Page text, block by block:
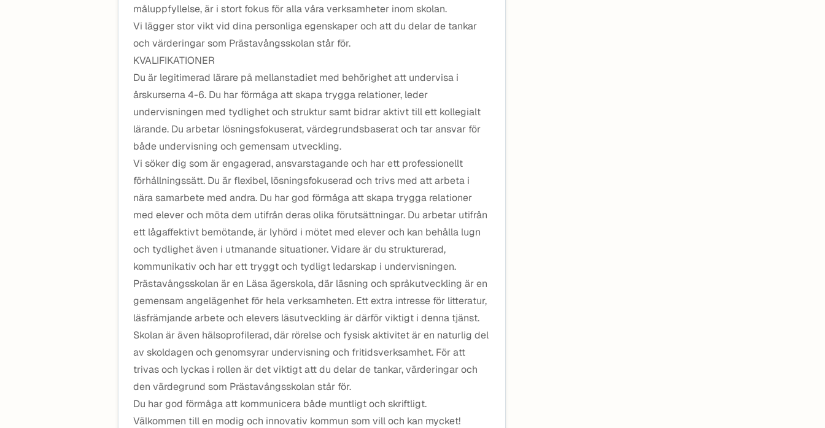
måluppfyllelse, är i stort fokus för alla våra verksamheter inom skolan.
Vi lägger stor vikt vid dina personliga egenskaper och att du delar de tankar
och värderingar som Prästavångsskolan står för.
KVALIFIKATIONER
Du är legitimerad lärare på mellanstadiet med behörighet att undervisa i
årskurserna 4-6. Du har förmåga att skapa trygga relationer, leder
undervisningen med tydlighet och struktur samt bidrar aktivt till ett kollegialt
lärande. Du arbetar lösningsfokuserat, värdegrundsbaserat och tar ansvar för
både undervisning och gemensam utveckling.
Vi söker dig som är engagerad, ansvarstagande och har ett professionellt
förhållningssätt. Du är flexibel, lösningsfokuserad och trivs med att arbeta i
nära samarbete med andra. Du har god förmåga att skapa trygga relationer
med elever och möta dem utifrån deras olika förutsättningar. Du arbetar utifrån
ett lågaffektivt bemötande, är lyhörd i mötet med elever och kan behålla lugn
och tydlighet även i utmanande situationer. Vidare är du strukturerad,
kommunikativ och har ett tryggt och tydligt ledarskap i undervisningen.
Prästavångsskolan är en Läsa ägerskola, där läsning och språkutveckling är en
gemensam angelägenhet för hela verksamheten. Ett extra intresse för litteratur,
läsfrämjande arbete och elevers läsutveckling är därför viktigt i denna tjänst.
Skolan är även hälsoprofilerad, där rörelse och fysisk aktivitet är en naturlig del
av skoldagen och genomsyrar undervisning och fritidsverksamhet. För att
trivas och lyckas i rollen är det viktigt att du delar de tankar, värderingar och
den värdegrund som Prästavångsskolan står för.
Du har god förmåga att kommunicera både muntligt och skriftligt.
Välkommen till en modig och innovativ kommun som vill och kan mycket!